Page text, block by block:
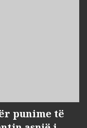
punime të